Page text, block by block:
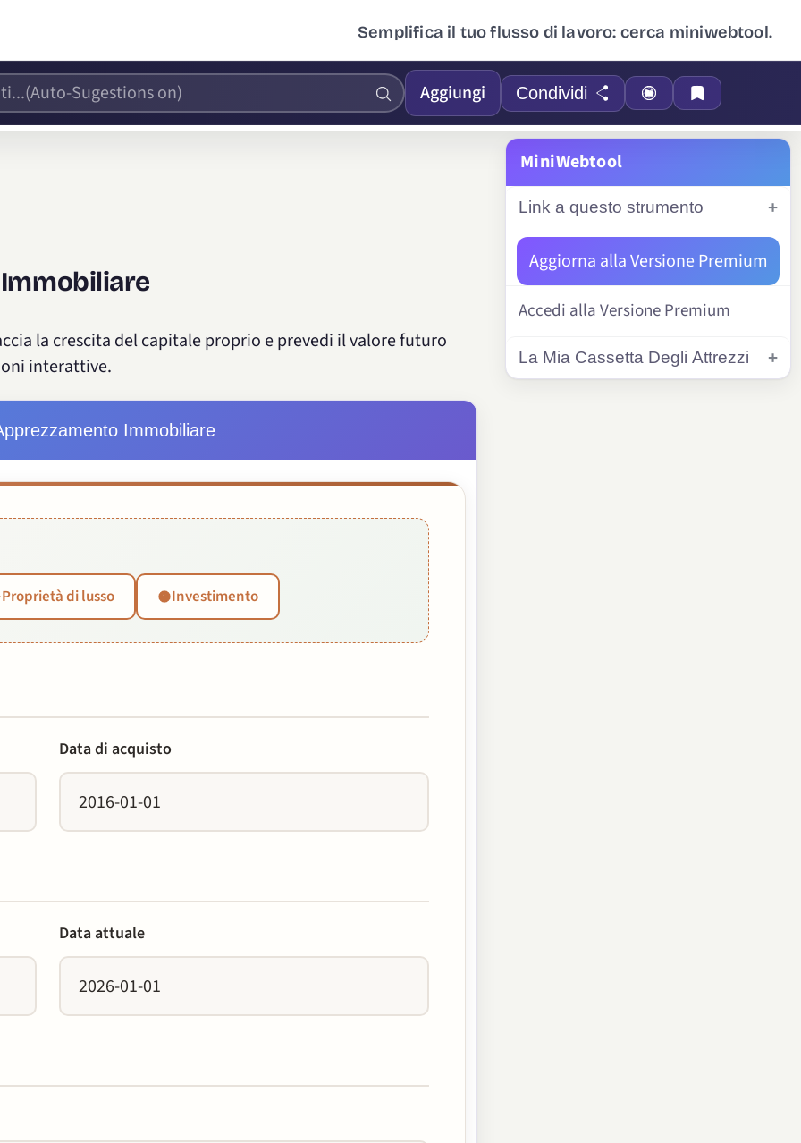
Semplifica il tuo flusso di lavoro: cerca miniwebtool.
Aggiungi Condividi
la crescita del capitale proprio e prevedi il valore futuro
interattive.
Immobiliare
Proprietà di lusso Investimento
Data di acquisto
Data attuale
MiniWebtool
Link a questo strumento
Aggiorna alla Versione Premium
Accedi alla Versione Premium
La Mia Cassetta Degli Attrezzi